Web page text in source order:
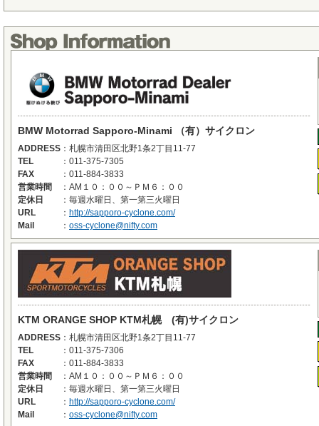
BMW Motorrad Sapporo-Minami （有）サイクロン
ADDRESS ： 札幌市清田区北野1条2丁目11-77
TEL
： 011-375-7305
FAX
： 011-884-3833
営業時間
： AM１０：００～ＰＭ６：００
定休日
： 毎週水曜日、第一第三火曜日
URL
： http://sapporo-cyclone.com/
Mail
： oss-cyclone@nifty.com
KTM ORANGE SHOP KTM札幌 (有)サイクロン
ADDRESS ： 札幌市清田区北野1条2丁目11-77
TEL
： 011-375-7306
FAX
： 011-884-3833
営業時間
： AM１０：００～ＰＭ６：００
定休日
： 毎週水曜日、第一第三火曜日
URL
： http://sapporo-cyclone.com/
Mail
： oss-cyclone@nifty.com